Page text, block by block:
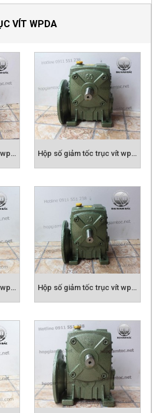
Hộp số giảm tốc trục vít wpda size 50 Hộp số giảm tốc trục vít wpda size 60
Hộp số giảm tốc trục vít wpda size 70 Hộp số giảm tốc trục vít wpda size 80
Hộp giảm tốc trục vít wpda size 100 Hộp giảm tốc trục vít wpda size 120